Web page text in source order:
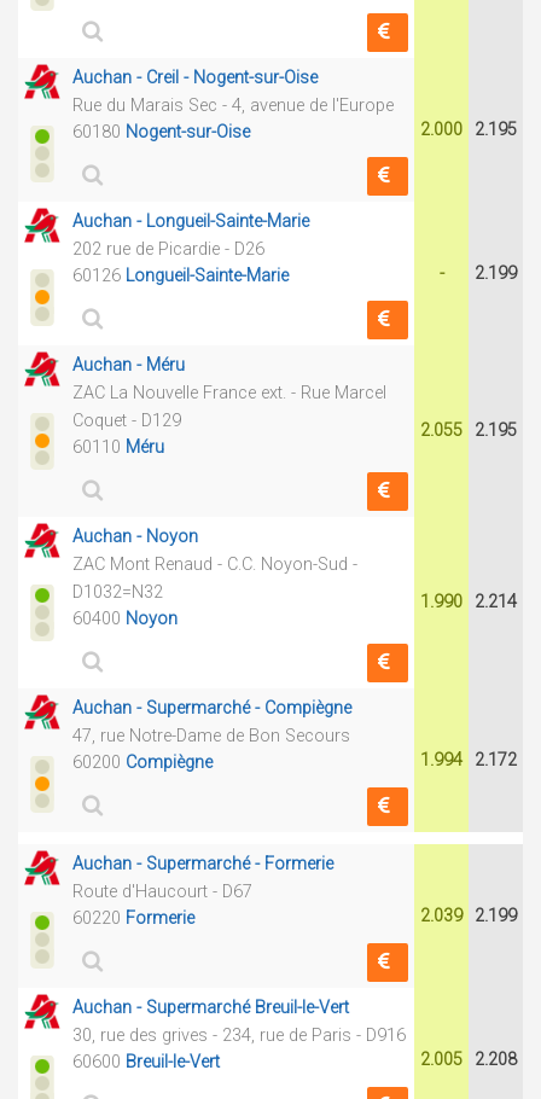
Auchan - Creil - Nogent-sur-Oise
Rue du Marais Sec - 4, avenue de l'Europe
60180 Nogent-sur-Oise 2.000 2.195
Auchan - Longueil-Sainte-Marie
202 rue de Picardie - D26
60126 Longueil-Sainte-Marie - 2.199
Auchan - Méru
ZAC La Nouvelle France ext. - Rue Marcel
Coquet - D129
60110 Méru
2.055 2.195
Auchan - Noyon
ZAC Mont Renaud - C.C. Noyon-Sud -
D1032=N32
60400 Noyon
1.990 2.214
Auchan - Supermarché - Compiègne
47, rue Notre-Dame de Bon Secours
60200 Compiègne 1.994 2.172
Auchan - Supermarché - Formerie
Route d'Haucourt - D67
60220 Formerie 2.039 2.199
Auchan - Supermarché Breuil-le-Vert
30, rue des grives - 234, rue de Paris - D916
60600 Breuil-le-Vert 2.005 2.208